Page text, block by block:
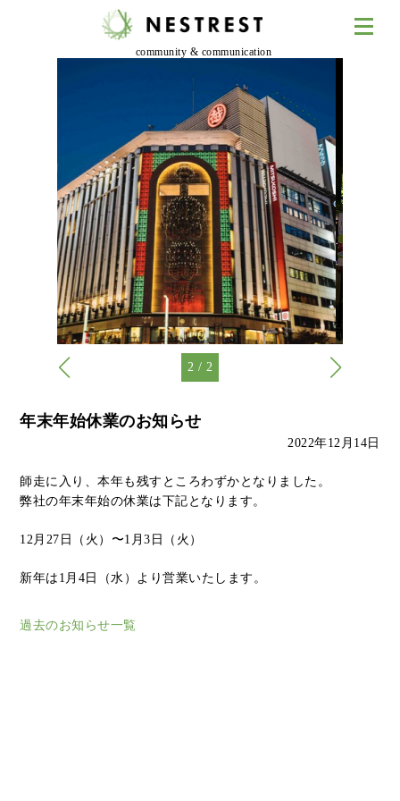
community & communication
年末年始休業のお知らせ
2022年12月14日
師走に入り、本年も残すところわずかとなりました。
弊社の年末年始の休業は下記となります。
12月27日（火）〜1月3日（火）
新年は1月4日（水）より営業いたします。
2 / 2
過去のお知らせ一覧